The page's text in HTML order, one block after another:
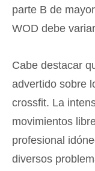
parte B de
WOD debe
Cabe destacar
advertido sobre
crossfit. La
movimientos
profesional
diversos